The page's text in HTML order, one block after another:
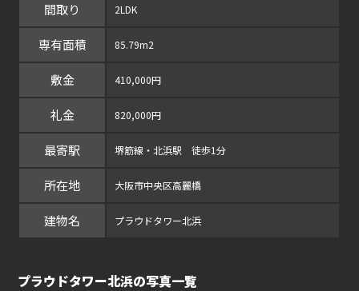
間取り 2LDK
専有面積 85.79m2
敷金 410,000円
礼金 820,000円
最寄駅 堺筋線・北浜駅 徒歩1分
所在地 大阪市中央区高麗橋
建物名 プラウドタワー北浜
プラウドタワー北浜の写真一覧